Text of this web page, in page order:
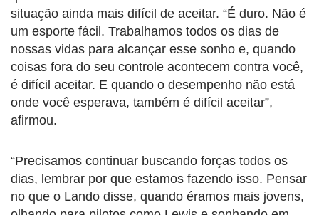
situação ainda mais difícil de aceitar. “É duro. Não é
um esporte fácil. Trabalhamos todos os dias de
nossas vidas para alcançar esse sonho e, quando
coisas fora do seu controle acontecem contra você,
é difícil aceitar. E quando o desempenho não está
onde você esperava, também é difícil aceitar”,
afirmou.
“Precisamos continuar buscando forças todos os
dias, lembrar por que estamos fazendo isso. Pensar
no que o Lando disse, quando éramos mais jovens,